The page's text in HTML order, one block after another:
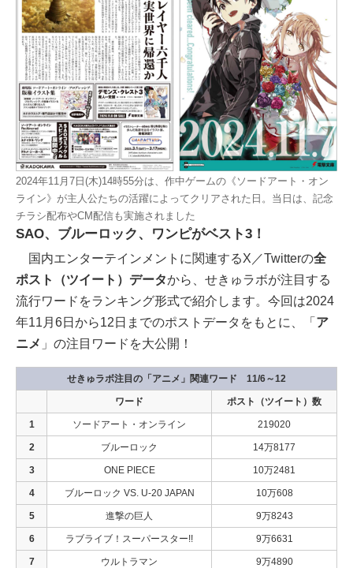
2024年11月7日(木)14時55分は、作中ゲームの《ソードアート・オン
ライン》が主人公たちの活躍によってクリアされた日。当日は、記念
チラシ配布やCM配信も実施されました
SAO、ブルーロック、ワンピがベスト3！
国内エンターテインメントに関連するX／Twitterの全
ポスト（ツイート）データから、せきゅラボが注目する
流行ワードをランキング形式で紹介します。今回は2024
年11月6日から12日までのポストデータをもとに、「 ア
ニメ 」の注目ワードを大公開！
せきゅラボ注目の「アニメ」関連ワード 11/6～12
ワード ポスト（ツイート）数
1 ソードアート・オンライン 219020
2 ブルーロック 14万8177
3 ONE PIECE 10万2481
4 ブルーロック VS. U-20 JAPAN 10万608
5 進撃の巨人 9万8243
6 ラブライブ！スーパースター!! 9万6631
7 ウルトラマン 9万4890